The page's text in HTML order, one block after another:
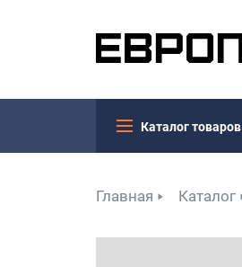
Каталог товаров
Главная Каталог